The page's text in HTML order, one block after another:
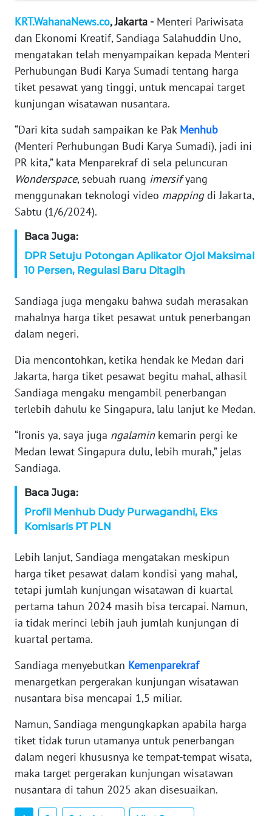
KRT.WahanaNews.co, Jakarta -Menteri Pariwisata
dan Ekonomi Kreatif, Sandiaga Salahuddin Uno,
mengatakan telah menyampaikan kepada Menteri
Perhubungan Budi Karya Sumadi tentang harga
tiket pesawat yang tinggi, untuk mencapai target
kunjungan wisatawan nusantara.
“Dari kita sudah sampaikan ke Pak Menhub
(Menteri Perhubungan Budi Karya Sumadi), jadi ini
PR kita,” kata Menparekraf di sela peluncuran
Wonderspace, sebuah ruang imersifyang
menggunakan teknologi video mappingdi Jakarta,
Sabtu (1/6/2024).
Baca Juga:
DPR Setuju Potongan Aplikator Ojol Maksimal
10 Persen, Regulasi Baru Ditagih
Sandiaga juga mengaku bahwa sudah merasakan
mahalnya harga tiket pesawat untuk penerbangan
dalam negeri.
Dia mencontohkan, ketika hendak ke Medan dari
Jakarta, harga tiket pesawat begitu mahal, alhasil
Sandiaga mengaku mengambil penerbangan
terlebih dahulu ke Singapura, lalu lanjut ke Medan.
“Ironis ya, saya juga ngalaminkemarin pergi ke
Medan lewat Singapura dulu, lebih murah,” jelas
Sandiaga.
Baca Juga:
Profil Menhub Dudy Purwagandhi, Eks
Komisaris PT PLN
Lebih lanjut, Sandiaga mengatakan meskipun
harga tiket pesawat dalam kondisi yang mahal,
tetapi jumlah kunjungan wisatawan di kuartal
pertama tahun 2024 masih bisa tercapai. Namun,
ia tidak merinci lebih jauh jumlah kunjungan di
kuartal pertama.
Sandiaga menyebutkan Kemenparekraf
menargetkan pergerakan kunjungan wisatawan
nusantara bisa mencapai 1,5 miliar.
Namun, Sandiaga mengungkapkan apabila harga
tiket tidak turun utamanya untuk penerbangan
dalam negeri khususnya ke tempat-tempat wisata,
maka target pergerakan kunjungan wisatawan
nusantara di tahun 2025 akan disesuaikan.
SELEB
WAHANA
PERSONA
WAHANA
OTOMOTIF
WAHANA
HEALTH
WAHANA
DESA
MAWAKA
NET
FORJASIDA
TAMBANG
NEWS
MARITIM
FISUELRI
BERKAT
NEWS
ANUGERAH
AKHLAK
ASA
NEWS
INDEKS
BERITA
KAMI